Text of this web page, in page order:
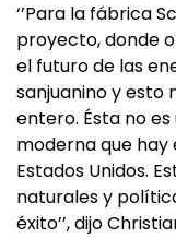
‘’Para la fábrica
proyecto, donde
el futuro de las
sanjuanino y esto
entero. Ésta no
moderna que hay
Estados Unidos.
naturales y
éxito’’, dijo